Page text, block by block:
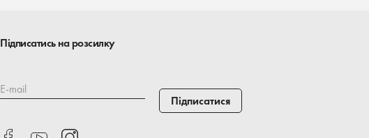
Підписатись на розсилку
E-mail
Підписатися